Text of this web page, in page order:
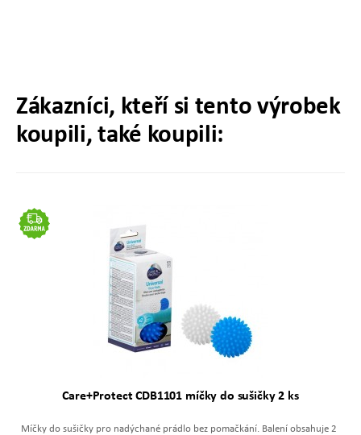
Zákazníci, kteří si tento výrobek
koupili, také koupili:
Care+Protect CDB1101 míčky do sušičky 2 ks
Míčky do sušičky pro nadýchané prádlo bez pomačkání. Balení obsahuje 2